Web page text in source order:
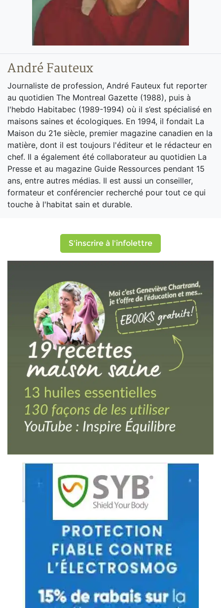
André Fauteux
Journaliste de profession, André Fauteux fut reporter
au quotidien The Montreal Gazette (1988), puis à
l'hebdo Habitabec (1989-1994) où il s’est spécialisé en
maisons saines et écologiques. En 1994, il fondait La
Maison du 21e siècle, premier magazine canadien en la
matière, dont il est toujours l'éditeur et le rédacteur en
chef. Il a également été collaborateur au quotidien La
Presse et au magazine Guide Ressources pendant 15
ans, entre autres médias. Il est aussi un conseiller,
formateur et conférencier recherché pour tout ce qui
touche à l'habitat sain et durable.
S'inscrire à l'infolettre